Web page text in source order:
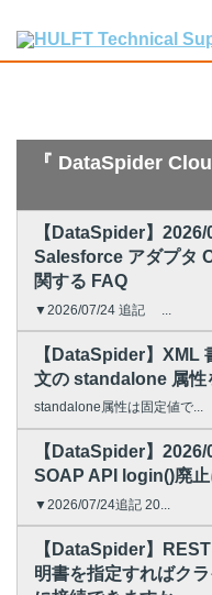
『 DataSpider
【DataSpider】
Salesforce アダプタ
関する FAQ
▼2026/07/24 追記 ...
【DataSpider】XML
文の standalone 属性
standalone属性は固定値で...
【DataSpider】
SOAP API login()廃
▼2026/07/24追記 20...
【DataSpider】
明書を指定すればク